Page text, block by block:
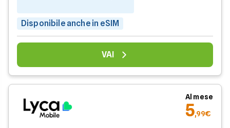
Disponibile anche in eSIM
VAI
Al mese
5,99€